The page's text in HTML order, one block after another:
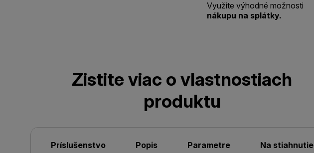
Využite výhodné možnosti
nákupu na splátky.
Zistite viac o vlastnostiach
produktu
Príslušenstvo Popis Parametre Na stiahnutie